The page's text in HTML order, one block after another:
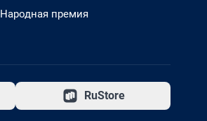
Народная премия
RuStore